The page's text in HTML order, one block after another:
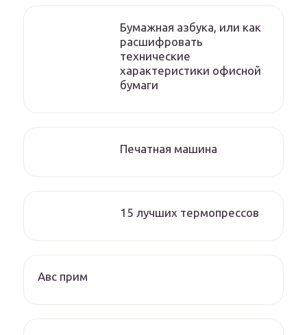
Бумажная азбука, или как
расшифровать
технические
характеристики офисной
бумаги
Печатная машина
15 лучших термопрессов
Авс прим